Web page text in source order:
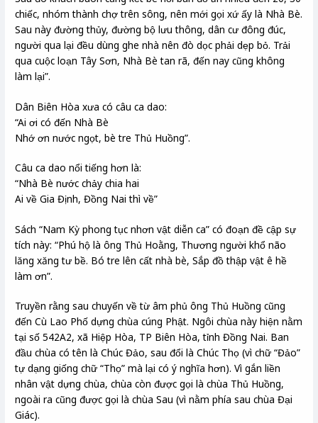
chiếc, nhóm thành chợ trên sông, nên mới gọi xứ ấy là Nhà Bè.
Sau này đường thủy, đường bộ lưu thông, dân cư đông đúc,
người qua lại đều dùng ghe nhà nên đò dọc phải dẹp bỏ. Trải
qua cuộc loạn Tây Sơn, Nhà Bè tan rã, đến nay cũng không
làm lại”.
Dân Biên Hòa xưa có câu ca dao:
“Ai ơi có đến Nhà Bè
Nhớ ơn nước ngọt, bè tre Thủ Huồng”.
Câu ca dao nổi tiếng hơn là:
“Nhà Bè nước chảy chia hai
Ai về Gia Định, Đồng Nai thì về”
Sách “Nam Kỳ phong tục nhơn vật diễn ca” có đoạn đề cập sự
tích này: “Phú hộ là ông Thủ Hoằng, Thương người khổ não
lăng xăng tư bề. Bó tre lên cất nhà bè, Sắp đồ thập vật ê hề
làm ơn”.
Truyền rằng sau chuyến về từ âm phủ ông Thủ Huồng cũng
đến Cù Lao Phố dựng chùa cúng Phật. Ngôi chùa này hiện nằm
tại số 542A2, xã Hiệp Hòa, TP Biên Hòa, tỉnh Đồng Nai. Ban
đầu chùa có tên là Chúc Đảo, sau đổi là Chúc Thọ (vì chữ “Đảo”
tự dạng giống chữ “Thọ” mà lại có ý nghĩa hơn). Vì gắn liền
nhân vật dựng chùa, chùa còn được gọi là chùa Thủ Huồng,
ngoài ra cũng được gọi là chùa Sau (vì nằm phía sau chùa Đại
Giác).